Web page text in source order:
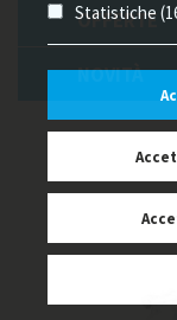
Statistiche
OFFERTE
NOVITÀ